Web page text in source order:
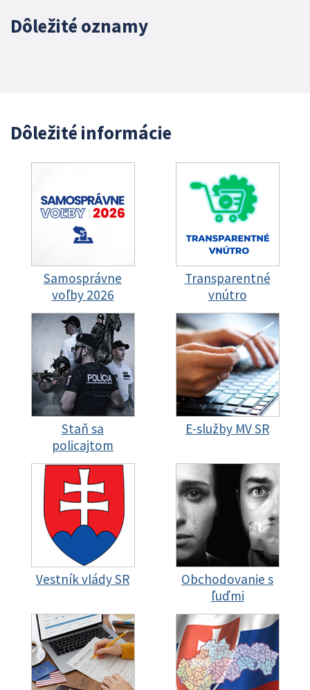
Dôležité oznamy
Dôležité informácie
Samosprávne
voľby 2026
Transparentné
vnútro
Staň sa
policajtom
E-služby MV SR
Vestník vlády SR
Obchodovanie s
ľuďmi